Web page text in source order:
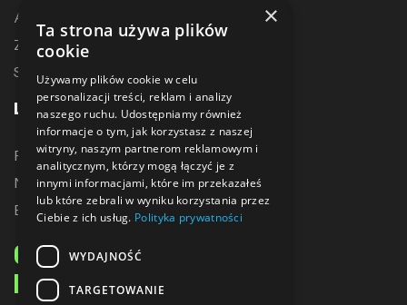
Akcesoria treningowe
Zostań dystrybutorem
Sublimacja
LINKI
Promocje
Nowe produkty
Bestsellery
ODBIERZ 10% ZNIŻKI
NA PIERWSZE ZAKUPY
×
Ta strona używa plików
cookie
Używamy plików cookie w celu
personalizacji treści, reklam i analizy
naszego ruchu. Udostępniamy również
informacje o tym, jak korzystasz z naszej
witryny, naszym partnerom reklamowym i
analitycznym, którzy mogą łączyć je z
innymi informacjami, które im przekazałeś
lub które zebrali w wyniku korzystania przez
Ciebie z ich usług. Polityka prywatności
WYDAJNOŚĆ
TARGETOWANIE